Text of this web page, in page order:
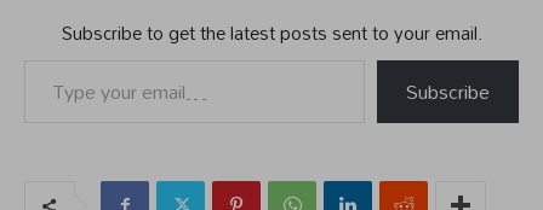
Subscribe to get the latest posts sent to your email.
Subscribe